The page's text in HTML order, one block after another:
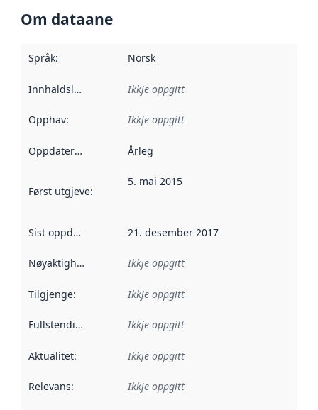
Om dataane
Språk: Norsk
Innhaldsleverandørar :
Ikkje oppgitt
Opphav: Ikkje oppgitt
Oppdateringsfrekvens :
Årleg
Først utgjeve:
5. mai 2015
Sist oppdatert 21. desember 2017
Nøyaktigheit Ikkje oppgitt
Tilgjenge: Ikkje oppgitt
Fullstendigheit Ikkje oppgitt
Aktualitet: Ikkje oppgitt
Relevans: Ikkje oppgitt